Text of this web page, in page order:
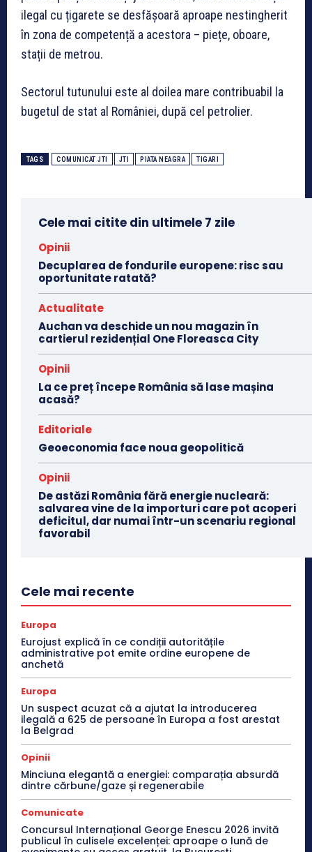
ilegal cu țigarete se desfășoară aproape nestingherit
în zona de competență a acestora – piețe, oboare,
stații de metrou.
Sectorul tutunului este al doilea mare contribuabil la
bugetul de stat al României, după cel petrolier.
TAGS COMUNICAT JTI JTI PIATA NEAGRA TIGARI
Cele mai citite din ultimele 7 zile
Opinii
Decuplarea de fondurile europene: risc sau
oportunitate ratată?
Actualitate
Auchan va deschide un nou magazin în
cartierul rezidențial One Floreasca City
Opinii
La ce preț începe România să lase mașina
acasă?
Editoriale
Geoeconomia face noua geopolitică
Opinii
De astăzi România fără energie nucleară:
salvarea vine de la importuri care pot acoperi
deficitul, dar numai într-un scenariu regional
favorabil
Cele mai recente
Europa
Eurojust explică în ce condiții autoritățile
administrative pot emite ordine europene de
anchetă
Europa
Un suspect acuzat că a ajutat la introducerea
ilegală a 625 de persoane în Europa a fost arestat
la Belgrad
Opinii
Minciuna elegantă a energiei: comparația absurdă
dintre cărbune/gaze și regenerabile
Comunicate
Concursul Internațional George Enescu 2026 invită
publicul în culisele excelenței: aproape o lună de